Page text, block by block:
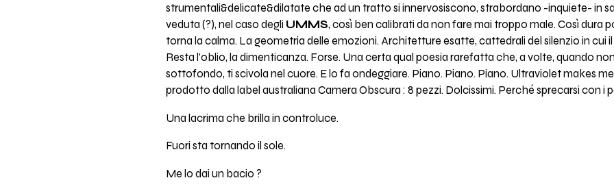
strumentali&delicate&dilatate che ad un tratto si innervosiscono, strabordano -inquiete- in
veduta (?), nel caso degli UMMS, così ben calibrati da non fare mai troppo male. Così dura
torna la calma. La geometria delle emozioni. Architetture esatte, cattedrali del silenzio in cui
Resta l’oblio, la dimenticanza. Forse. Una certa qual poesia rarefatta che, a volte, quando
sottofondo, ti scivola nel cuore. E lo fa ondeggiare. Piano. Piano. Piano. Ultraviolet makes me
prodotto dalla label australiana Camera Obscura : 8 pezzi. Dolcissimi. Perché sprecarsi con i
Una lacrima che brilla in controluce.
Fuori sta tornando il sole.
Me lo dai un bacio ?